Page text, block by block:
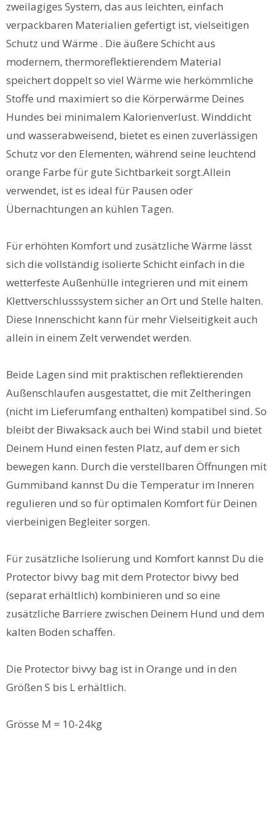
zweilagiges System, das aus leichten, einfach
verpackbaren Materialien gefertigt ist, vielseitigen
Schutz und Wärme . Die äußere Schicht aus
modernem, thermoreflektierendem Material
speichert doppelt so viel Wärme wie herkömmliche
Stoffe und maximiert so die Körperwärme Deines
Hundes bei minimalem Kalorienverlust. Winddicht
und wasserabweisend, bietet es einen zuverlässigen
Schutz vor den Elementen, während seine leuchtend
orange Farbe für gute Sichtbarkeit sorgt.Allein
verwendet, ist es ideal für Pausen oder
Übernachtungen an kühlen Tagen.
Für erhöhten Komfort und zusätzliche Wärme lässt
sich die vollständig isolierte Schicht einfach in die
wetterfeste Außenhülle integrieren und mit einem
Klettverschlusssystem sicher an Ort und Stelle halten.
Diese Innenschicht kann für mehr Vielseitigkeit auch
allein in einem Zelt verwendet werden.
Beide Lagen sind mit praktischen reflektierenden
Außenschlaufen ausgestattet, die mit Zeltheringen
(nicht im Lieferumfang enthalten) kompatibel sind. So
bleibt der Biwaksack auch bei Wind stabil und bietet
Deinem Hund einen festen Platz, auf dem er sich
bewegen kann. Durch die verstellbaren Öffnungen mit
Gummiband kannst Du die Temperatur im Inneren
regulieren und so für optimalen Komfort für Deinen
vierbeinigen Begleiter sorgen.
Für zusätzliche Isolierung und Komfort kannst Du die
Protector bivvy bag mit dem Protector bivvy bed
(separat erhältlich) kombinieren und so eine
zusätzliche Barriere zwischen Deinem Hund und dem
kalten Boden schaffen.
Die Protector bivvy bag ist in Orange und in den
Größen S bis L erhältlich.
Grösse M = 10-24kg